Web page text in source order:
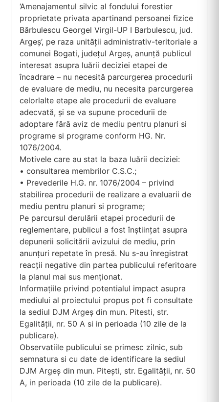
‘Amenajamentul silvic al fondului forestier
proprietate privata apartinand persoanei fizice
Bărbulescu Georgel Virgil-UP I Barbulescu, jud.
Argeș’, pe raza unității administrativ-teritoriale a
comunei Bogati, județul Argeș, anunță publicul
interesat asupra luării deciziei etapei de
încadrare – nu necesită parcurgerea procedurii
de evaluare de mediu, nu necesita parcurgerea
celorlalte etape ale procedurii de evaluare
adecvată, și se va supune procedurii de
adoptare fără aviz de mediu pentru planuri si
programe si programe conform HG. Nr.
1076/2004.
Motivele care au stat la baza luării deciziei:
• consultarea membrilor C.S.C.;
• Prevederile H.G. nr. 1076/2004 – privind
stabilirea procedurii de realizare a evaluarii de
mediu pentru planuri si programe;
Pe parcursul derulării etapei procedurii de
reglementare, publicul a fost înștiințat asupra
depunerii solicitării avizului de mediu, prin
anunțuri repetate în presă. Nu s-au înregistrat
reacții negative din partea publicului referitoare
la planul mai sus menționat.
Informațiile privind potentialul impact asupra
mediului al proiectului propus pot fi consultate
la sediul DJM Argeș din mun. Pitesti, str.
Egalității, nr. 50 A si in perioada (10 zile de la
publicare).
Observatiile publicului se primesc zilnic, sub
semnatura si cu date de identificare la sediul
DJM Argeș din mun. Pitești, str. Egalității, nr. 50
A, in perioada (10 zile de la publicare).